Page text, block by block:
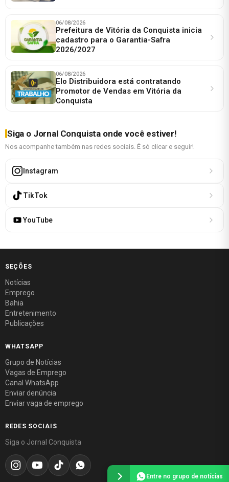
06/08/2026
Prefeitura de Vitória da Conquista inicia
cadastro para o Garantia-Safra
2026/2027
06/08/2026
Elo Distribuidora está contratando
Promotor de Vendas em Vitória da
Conquista
Siga o Jornal Conquista onde você estiver!
Nos acompanhe também nas redes sociais. É só clicar e seguir!
Instagram
TikTok
YouTube
SEÇÕES
Notícias
Emprego
Bahia
Entretenimento
Publicações
WHATSAPP
Grupo de Notícias
Vagas de Emprego
Canal WhatsApp
Enviar denúncia
Enviar vaga de emprego
REDES SOCIAIS
Siga o Jornal Conquista
Entre no grupo de notícias